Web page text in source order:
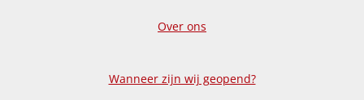
Over ons
Wanneer zijn wij geopend?